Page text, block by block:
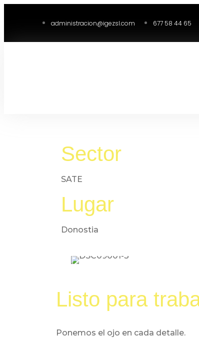
administracion@igezsl.com 677 58 44 65
Sector
SATE
Lugar
Donostia
Listo para
Ponemos el ojo en cada detalle.